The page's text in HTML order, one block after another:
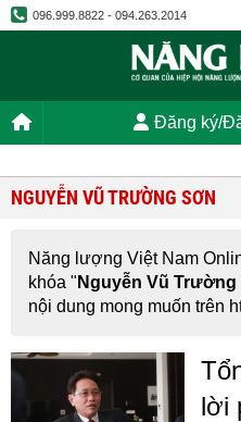
096.999.8822 - 094.263.2014
Đăng ký/
NGUYỄN VŨ TRƯỜNG SƠN
Năng lượng Việt Nam
khóa " Nguyễn Vũ Trường
nội dung mong muốn trên
lời